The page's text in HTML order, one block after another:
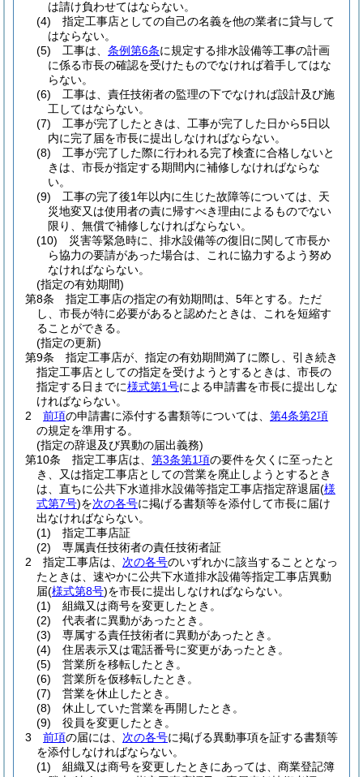
は請け負わせてはならない。
(4)
指定工事店としての自己の名義を他の業者に貸与して
はならない。
(5)
工事は、 条例第6条に規定する排水設備等工事の計画
に係る市長の確認を受けたものでなければ着手してはな
らない。
(6)
工事は、責任技術者の監理の下でなければ設計及び施
工してはならない。
(7)
工事が完了したときは、工事が完了した日から5日以
内に完了届を市長に提出しなければならない。
(8)
工事が完了した際に行われる完了検査に合格しないと
きは、市長が指定する期間内に補修しなければならな
い。
(9)
工事の完了後1年以内に生じた故障等については、天
災地変又は使用者の責に帰すべき理由によるものでない
限り、無償で補修しなければならない。
(10)
災害等緊急時に、排水設備等の復旧に関して市長か
ら協力の要請があった場合は、これに協力するよう努め
なければならない。
(指定の有効期間)
第8条
指定工事店の指定の有効期間は、5年とする。 ただ
し、市長が特に必要があると認めたときは、これを短縮す
ることができる。
(指定の更新)
第9条
指定工事店が、指定の有効期間満了に際し、引き続き
指定工事店としての指定を受けようとするときは、市長の
指定する日までに様式第1号による申請書を市長に提出しな
ければならない。
2
前項の申請書に添付する書類等については、 第4条第2項
の規定を準用する。
(指定の辞退及び異動の届出義務)
第10条
指定工事店は、 第3条第1項の要件を欠くに至ったと
き、又は指定工事店としての営業を廃止しようとするとき
は、直ちに公共下水道排水設備等指定工事店指定辞退届(様
式第7号)を次の各号に掲げる書類等を添付して市長に届け
出なければならない。
(1)
指定工事店証
(2)
専属責任技術者の責任技術者証
2
指定工事店は、 次の各号のいずれかに該当することとなっ
たときは、速やかに公共下水道排水設備等指定工事店異動
届(様式第8号)を市長に提出しなければならない。
(1)
組織又は商号を変更したとき。
(2)
代表者に異動があったとき。
(3)
専属する責任技術者に異動があったとき。
(4)
住居表示又は電話番号に変更があったとき。
(5)
営業所を移転したとき。
(6)
営業所を仮移転したとき。
(7)
営業を休止したとき。
(8)
休止していた営業を再開したとき。
(9)
役員を変更したとき。
3
前項の届には、 次の各号に掲げる異動事項を証する書類等
を添付しなければならない。
(1)
組織又は商号を変更したときにあっては、商業登記簿